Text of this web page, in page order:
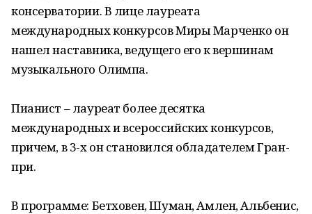
консерватории. В лице лауреата
международных конкурсов Миры Марченко он
нашел наставника, ведущего его к вершинам
музыкального Олимпа.
Пианист – лауреат более десятка
международных и всероссийских конкурсов,
причем, в 3-х он становился обладателем Гран-
при.
В программе: Бетховен, Шуман, Амлен, Альбенис,